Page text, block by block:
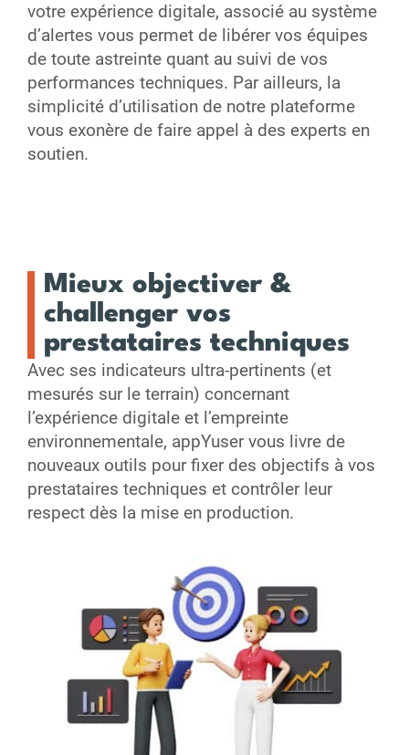
votre expérience digitale, associé au système
d’alertes vous permet de libérer vos équipes
de toute astreinte quant au suivi de vos
performances techniques. Par ailleurs, la
simplicité d’utilisation de notre plateforme
vous exonère de faire appel à des experts en
soutien.
Mieux objectiver &
challenger vos
prestataires techniques
Avec ses indicateurs ultra-pertinents (et
mesurés sur le terrain) concernant
l’expérience digitale et l’empreinte
environnementale, appYuser vous livre de
nouveaux outils pour fixer des objectifs à vos
prestataires techniques et contrôler leur
respect dès la mise en production.